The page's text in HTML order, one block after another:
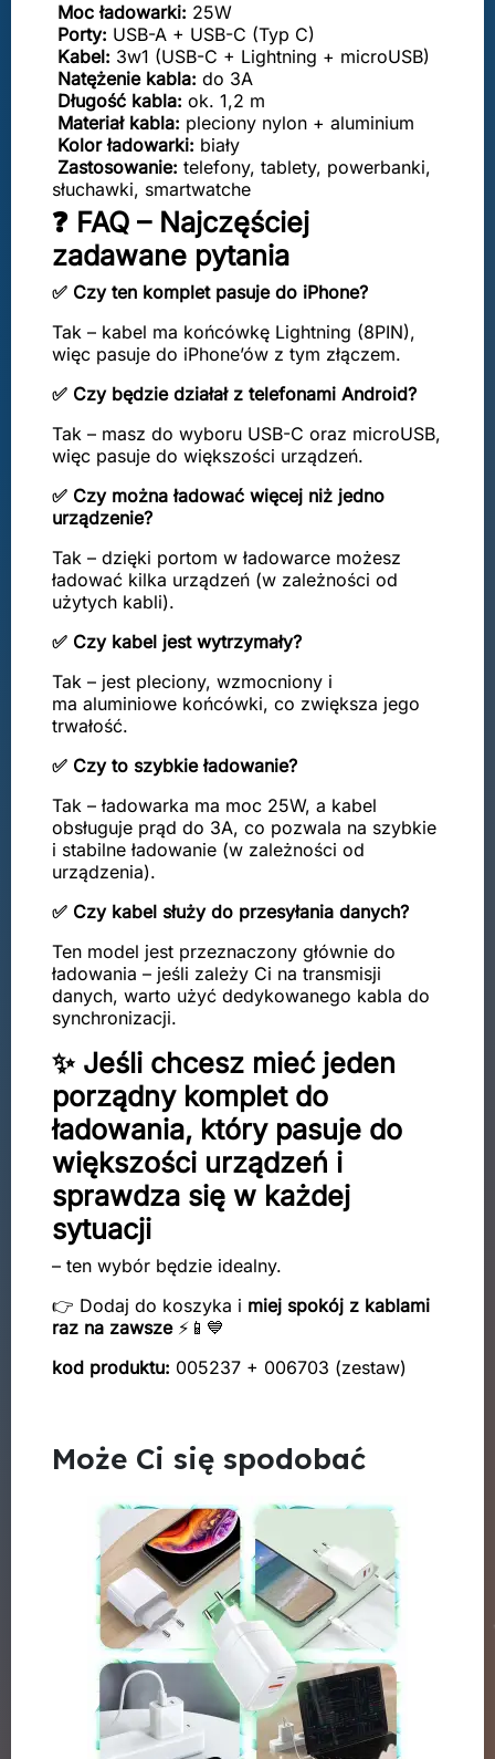
Moc ładowarki: 25W
Porty: USB-A + USB-C (Typ C)
Kabel: 3w1 (USB-C + Lightning + microUSB)
Natężenie kabla: do 3A
Długość kabla: ok. 1,2 m
Materiał kabla: pleciony nylon + aluminium
Kolor ładowarki: biały
Zastosowanie: telefony, tablety, powerbanki,
słuchawki, smartwatche
❓ FAQ – Najczęściej
zadawane pytania
✅ Czy ten komplet pasuje do iPhone?
Tak – kabel ma końcówkę Lightning (8PIN),
więc pasuje do iPhone’ów z tym złączem.
✅ Czy będzie działał z telefonami Android?
Tak – masz do wyboru USB-C oraz microUSB,
więc pasuje do większości urządzeń.
✅ Czy można ładować więcej niż jedno
urządzenie?
Tak – dzięki portom w ładowarce możesz
ładować kilka urządzeń (w zależności od
użytych kabli).
✅ Czy kabel jest wytrzymały?
Tak – jest pleciony, wzmocniony i
ma aluminiowe końcówki, co zwiększa jego
trwałość.
✅ Czy to szybkie ładowanie?
Tak – ładowarka ma moc 25W, a kabel
obsługuje prąd do 3A, co pozwala na szybkie
i stabilne ładowanie (w zależności od
urządzenia).
✅ Czy kabel służy do przesyłania danych?
Ten model jest przeznaczony głównie do
ładowania – jeśli zależy Ci na transmisji
danych, warto użyć dedykowanego kabla do
synchronizacji.
✨ Jeśli chcesz mieć jeden
porządny komplet do
ładowania, który pasuje do
większości urządzeń i
sprawdza się w każdej
sytuacji
– ten wybór będzie idealny.
👉 Dodaj do koszyka i miej spokój z kablami
raz na zawsze⚡📱💙
kod produktu: 005237 + 006703 (zestaw)
Może Ci się spodobać